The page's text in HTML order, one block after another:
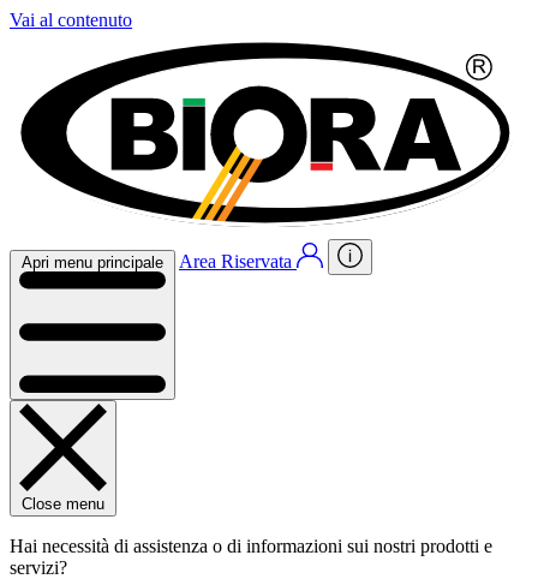
Vai al contenuto
Apri menu principale Area Riservata
Close menu
Hai necessità di assistenza o di informazioni sui nostri prodotti e
servizi?